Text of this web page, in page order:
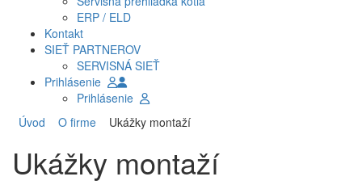
ERP / ELD
Kontakt
SIEŤ PARTNEROV
SERVISNÁ SIEŤ
Prihlásenie
Prihlásenie
Úvod
O firme Ukážky montaží
Ukážky montaží